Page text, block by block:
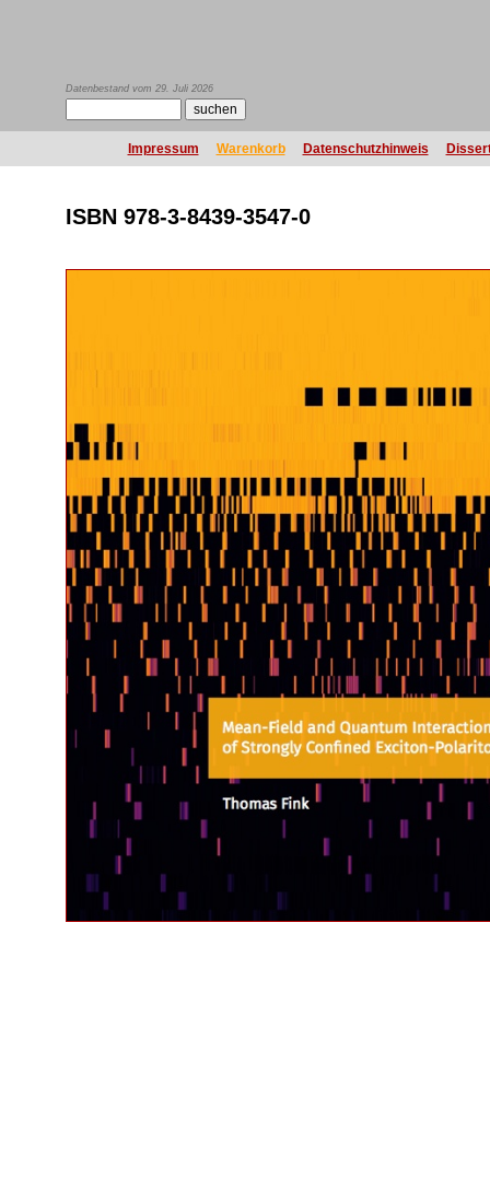
Datenbestand vom 29. Juli 2026
Impressum Warenkorb Datenschutzhinweis
ISBN 978-3-8439-3547-0